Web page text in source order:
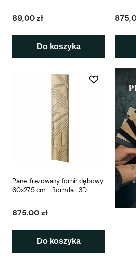
89,00 zł
Do koszyka
Panel frezowany fornir dębowy
60x275 cm - Bormla L3D
875,00 zł
Do koszyka
Do ulubionych